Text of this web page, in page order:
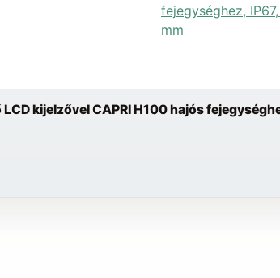
kijelzővel CAPRI H100 hajós